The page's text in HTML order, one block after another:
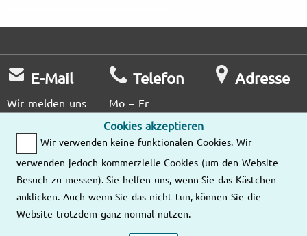
Cookies akzeptieren
Wir verwenden keine funktionalen Cookies. Wir
verwenden jedoch kommerzielle Cookies (um den Website-
Besuch zu messen). Sie helfen uns, wenn Sie das Kästchen
anklicken. Auch wenn Sie das nicht tun, können Sie die
Website trotzdem ganz normal nutzen.
E-Mail
Wir melden uns
möglich bei
Ihnen.
Schreiben Sie
uns eine E-
Telefon
Mo – Fr
9:00 – 18:00
043 550 71 70
Adresse
Standorte